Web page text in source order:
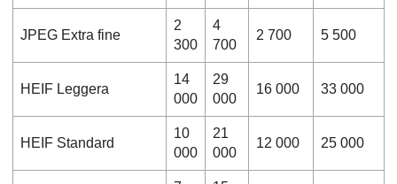
JPEG Extra fine
2
300
4
700
2 700 5 500
HEIF Leggera
14
000
29
000
16 000 33 000
HEIF Standard
10
000
21
000
12 000 25 000